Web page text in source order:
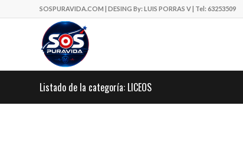
SOSPURAVIDA.COM | DESING By: LUIS PORRAS V | Tel: 63253509
Listado de la categoría: LICEOS